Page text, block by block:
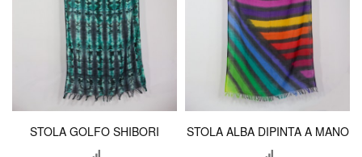
STOLA GOLFO SHIBORI STOLA ALBA DIPINTA A MANO